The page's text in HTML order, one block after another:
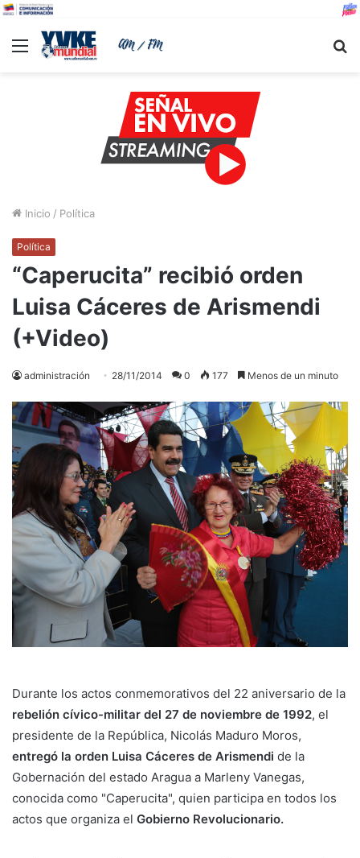
Menu
Inicio / Política
Política
“Caperucita” recibió orden
Luisa Cáceres de Arismendi
(+Video)
administración 28/11/2014 0 177 Menos de un minuto
Durante los actos conmemorativos del 22 aniversario de la
rebelión cívico-militar del 27 de noviembre de 1992, el
presidente de la República, Nicolás Maduro Moros,
entregó la orden Luisa Cáceres de Arismendi de la
Gobernación del estado Aragua a Marleny Vanegas,
conocida como "Caperucita", quien participa en todos los
actos que organiza el Gobierno Revolucionario.